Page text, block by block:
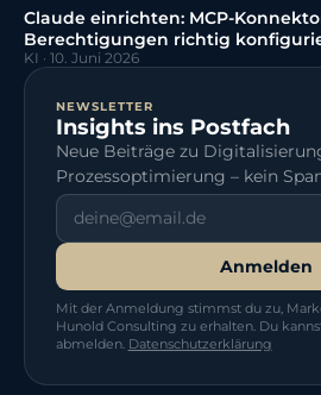
Claude einrichten: MCP-
Berechtigungen richtig
KI · 10. Juni 2026
NEWSLETTER
Insights ins Postfach
Neue Beiträge zu
Prozessoptimierung – kein
Anmelden
Mit der Anmeldung stimmst du zu,
Hunold Consulting zu erhalten. Du
abmelden. Datenschutzerklärung